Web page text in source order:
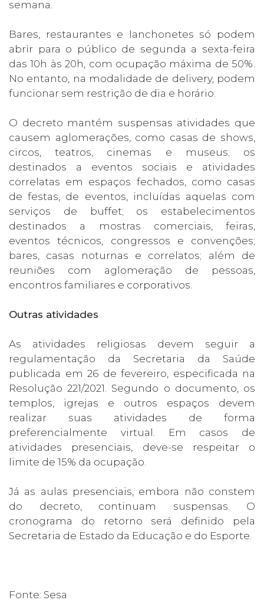
semana.
Bares, restaurantes e lanchonetes só podem
abrir para o público de segunda a sexta-feira
das 10h às 20h, com ocupação máxima de 50%.
No entanto, na modalidade de delivery, podem
funcionar sem restrição de dia e horário.
O decreto mantém suspensas atividades que
causem aglomerações, como casas de shows,
circos, teatros, cinemas e museus; os
destinados a eventos sociais e atividades
correlatas em espaços fechados, como casas
de festas, de eventos, incluídas aquelas com
serviços de buffet; os estabelecimentos
destinados a mostras comerciais, feiras,
eventos técnicos, congressos e convenções;
bares, casas noturnas e correlatos; além de
reuniões com aglomeração de pessoas,
encontros familiares e corporativos.
Outras atividades
As atividades religiosas devem seguir a
regulamentação da Secretaria da Saúde
publicada em 26 de fevereiro, especificada na
Resolução 221/2021. Segundo o documento, os
templos, igrejas e outros espaços devem
realizar suas atividades de forma
preferencialmente virtual. Em casos de
atividades presenciais, deve-se respeitar o
limite de 15% da ocupação.
Já as aulas presenciais, embora não constem
do decreto, continuam suspensas. O
cronograma do retorno será definido pela
Secretaria de Estado da Educação e do Esporte.
Fonte: Sesa